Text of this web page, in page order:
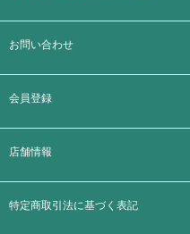
お問い合わせ
会員登録
店舗情報
特定商取引法に基づく表記